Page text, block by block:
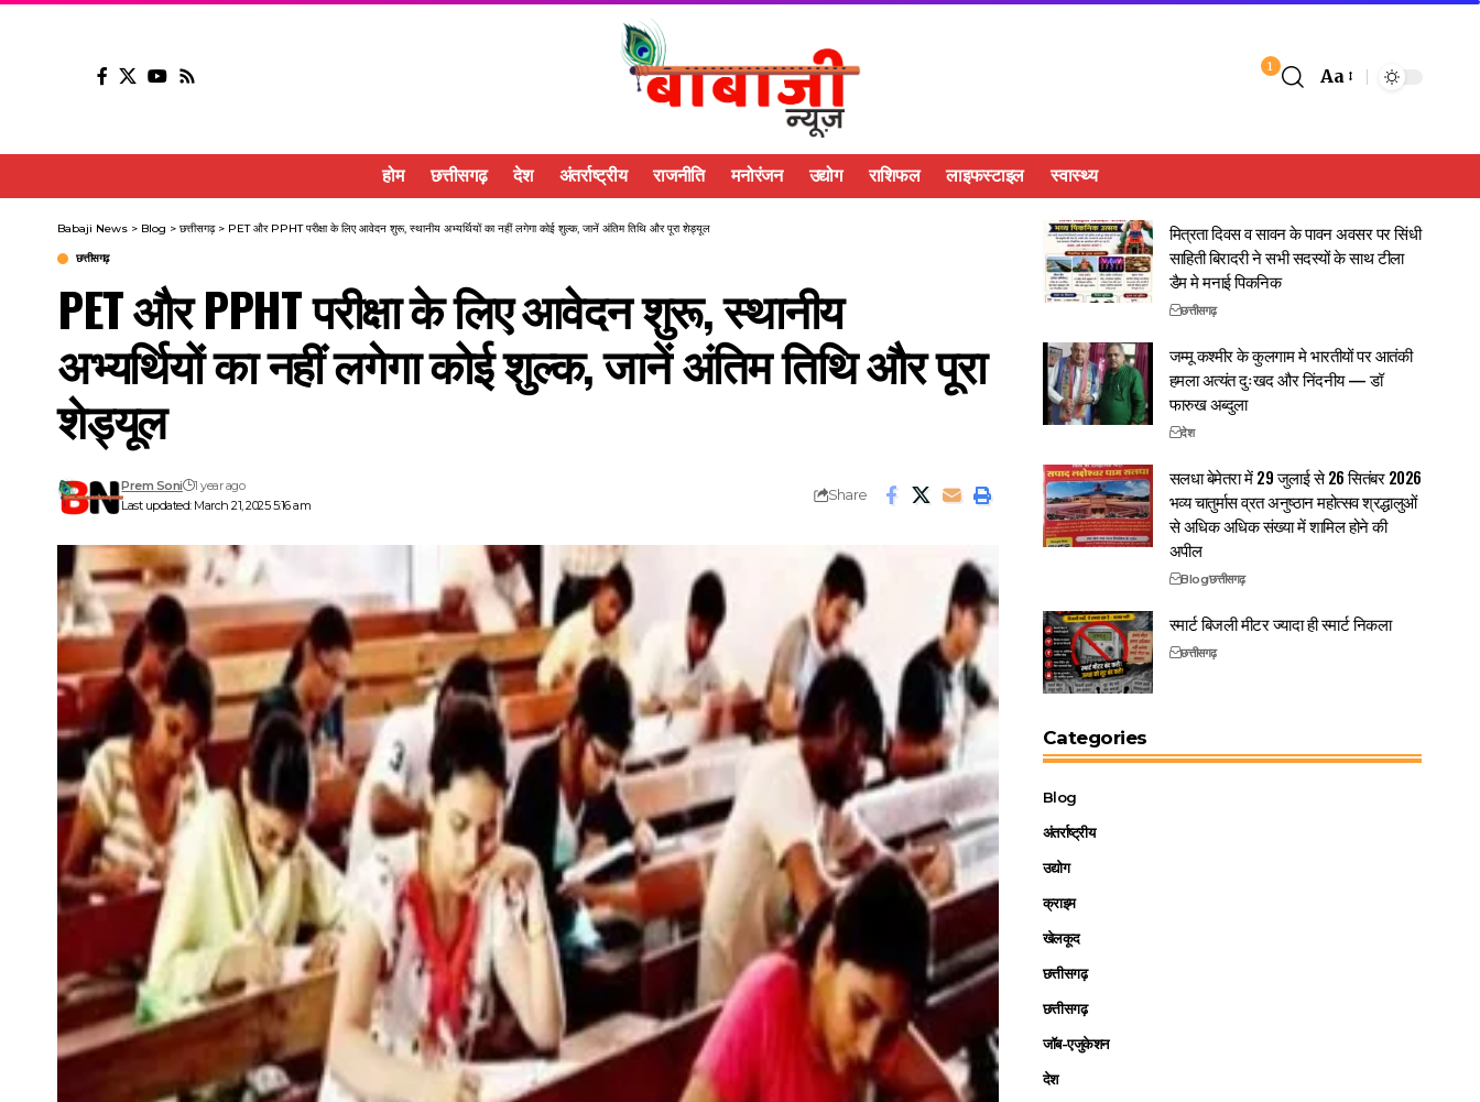
1 Aa
होम छत्तीसगढ़ देश अंतर्राष्ट्रीय राजनीति मनोरंजन उद्योग राशिफल लाइफस्टाइल स्वास्थ्य
Babaji News > Blog > छत्तीसगढ़> PET और PPHT परीक्षा के लिए आवेदन शुरू, स्थानीय अभ्यर्थियों का नहीं लगेगा कोई शुल्क, जानें अंतिम तिथि और पूरा शेड्यूल
छत्तीसगढ़
PET और PPHT परीक्षा के लिए आवेदन शुरू, स्थानीय
अभ्यर्थियों का नहीं लगेगा कोई शुल्क, जानें अंतिम तिथि और पूरा
शेड्यूल
Last updated: March 21, 2025 5:16 am
Prem Soni 1 year ago
Share
मित्रता दिवस व सावन के पावन अवसर पर सिंधी
साहिती बिरादरी ने सभी सदस्यों के साथ टीला
डैम मे मनाई पिकनिक
छत्तीसगढ़
जम्मू कश्मीर के कुलगाम मे भारतीयों पर आतंकी
हमला अत्यंत दुःखद और निंदनीय — डॉ
फारुख अब्दुला
देश
सलधा बेमेतरा में 29 जुलाई से 26 सितंबर 2026
भव्य चातुर्मास व्रत अनुष्ठान महोत्सव श्रद्धालुओं
से अधिक अधिक संख्या में शामिल होने की
अपील
Blogछत्तीसगढ़
स्मार्ट बिजली मीटर ज्यादा ही स्मार्ट निकला
छत्तीसगढ़
Categories
Blog
अंतर्राष्ट्रीय
उद्योग
क्राइम
खेलकूद
छत्तीसगढ़
छत्तीसगढ़
जॉब-एजुकेशन
देश